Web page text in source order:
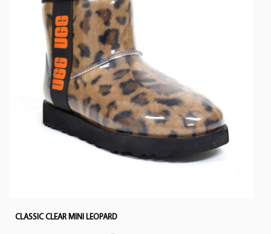
CLASSIC CLEAR MINI LEOPARD